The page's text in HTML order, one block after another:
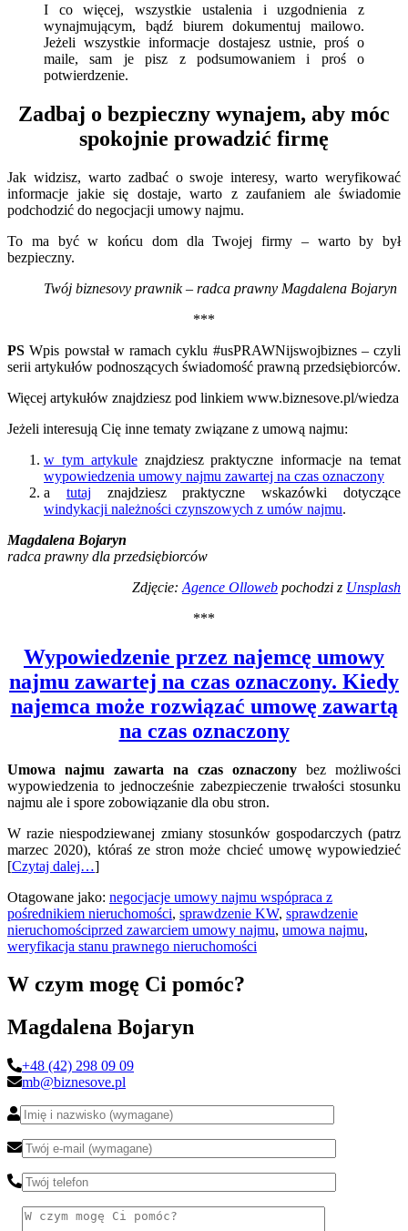
I co więcej, wszystkie ustalenia i uzgodnienia z
wynajmującym, bądź biurem dokumentuj mailowo.
Jeżeli wszystkie informacje dostajesz ustnie, proś o
maile, sam je pisz z podsumowaniem i proś o
potwierdzenie.
Zadbaj o bezpieczny wynajem, aby móc
spokojnie prowadzić firmę
Jak widzisz, warto zadbać o swoje interesy, warto weryfikować
informacje jakie się dostaje, warto z zaufaniem ale świadomie
podchodzić do negocjacji umowy najmu.
To ma być w końcu dom dla Twojej firmy – warto by był
bezpieczny.
Twój biznesovy prawnik – radca prawny Magdalena Bojaryn
***
PS Wpis powstał w ramach cyklu #usPRAWNijswojbiznes – czyli
serii artykułów podnoszących świadomość prawną przedsiębiorców.
Więcej artykułów znajdziesz pod linkiem www.biznesove.pl/wiedza
Jeżeli interesują Cię inne tematy związane z umową najmu:
w tym artykuleznajdziesz praktyczne informacje na temat
wypowiedzenia umowy najmu zawartej na czas oznaczony
a tutaj znajdziesz praktyczne wskazówki dotyczące
windykacji należności czynszowych z umów najmu.
Magdalena Bojaryn
radca prawny dla przedsiębiorców
Zdjęcie: Agence Olloweb pochodzi z Unsplash
***
Wypowiedzenie przez najemcę umowy
najmu zawartej na czas oznaczony. Kiedy
najemca może rozwiązać umowę zawartą
na czas oznaczony
Umowa najmu zawarta na czas oznaczony bez możliwości
wypowiedzenia to jednocześnie zabezpieczenie trwałości stosunku
najmu ale i spore zobowiązanie dla obu stron.
W razie niespodziewanej zmiany stosunków gospodarczych (patrz
marzec 2020), któraś ze stron może chcieć umowę wypowiedzieć
[Czytaj dalej…]
Otagowane jako: negocjacje umowy najmu wspópraca z
pośrednikiem nieruchomości, sprawdzenie KW, sprawdzenie
nieruchomościprzed zawarciem umowy najmu, umowa najmu,
weryfikacja stanu prawnego nieruchomości
W czym mogę Ci pomóc?
Magdalena Bojaryn
+48 (42) 298 09 09
mb@biznesove.pl